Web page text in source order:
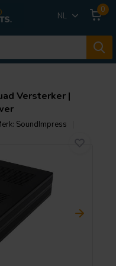
NL
0
Versterker |
SoundImpress